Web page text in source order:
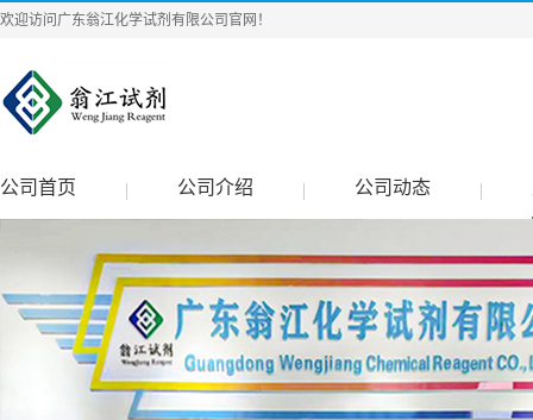
欢迎访问广东翁江化学试剂有限公司官网！
公司首页 公司介绍 公司动态